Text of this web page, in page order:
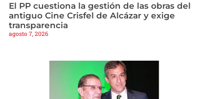
El PP cuestiona la gestión de las obras del
antiguo Cine Crisfel de Alcázar y exige
transparencia
agosto 7, 2026